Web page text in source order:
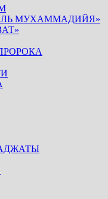
МУХАММАДИЙЯ»